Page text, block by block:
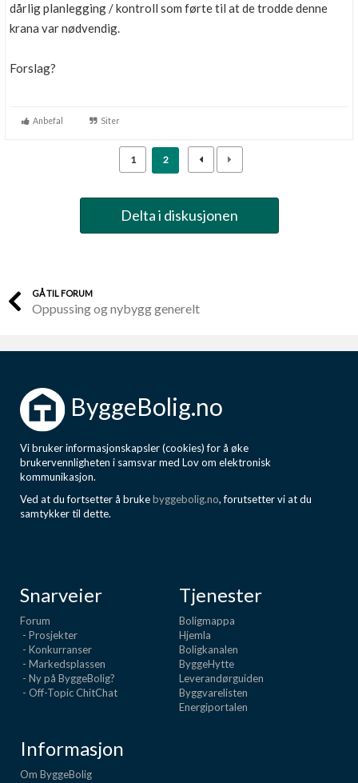
dårlig planlegging / kontroll som førte til at de trodde denne
krana var nødvendig.
Forslag?
Anbefal Siter
1 2
Delta i diskusjonen
GÅ TIL FORUM
Oppussing og nybygg generelt
ByggeBolig.no
Vi bruker informasjonskapsler (cookies) for å øke
brukervennligheten i samsvar med Lov om elektronisk
kommunikasjon.
Ved at du fortsetter å brukebyggebolig.no, forutsetter vi at du
samtykker til dette.
Snarveier
Forum
- Prosjekter
- Konkurranser
- Markedsplassen
- Ny på ByggeBolig?
- Off-Topic ChitChat
Tjenester
Boligmappa
Hjemla
Boligkanalen
ByggeHytte
Leverandørguiden
Byggvarelisten
Energiportalen
Informasjon
Om ByggeBolig